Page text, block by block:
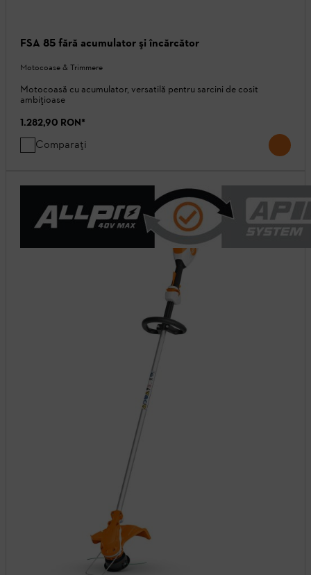
FSA 85 fără acumulator şi încărcător
Motocoase & Trimmere
Motocoasă cu acumulator, versatilă pentru sarcini de cosit
ambițioase
1.282,90 RON*
Comparați